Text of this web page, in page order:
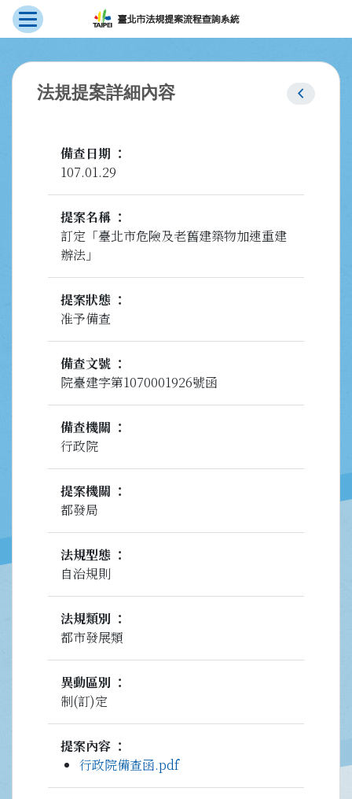
跳到主要內容
展開選單
法規提案詳細內容 chevron_left
備查日期
107.01.29
提案名稱
訂定「臺北市危險及老舊建築物加速重建
辦法」
提案狀態
准予備查
備查文號
院臺建字第1070001926號函
備查機關
行政院
提案機關
都發局
法規型態
自治規則
法規類別
都市發展類
異動區別
制(訂)定
提案內容
行政院備查函.pdf